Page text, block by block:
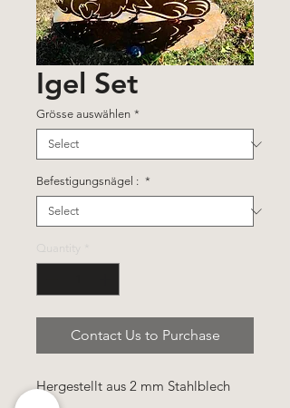
Igel Set
Grösse auswählen *
Befestigungsnägel : *
Quantity
Contact Us to Purchase
Hergestellt aus 2 mm Stahlblech